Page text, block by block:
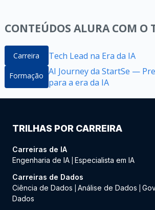
CONTEÚDOS ALURA COM O
Carreira Tech Lead na Era da IA
Formação AI Journey da StartSe —
para a era da IA
TRILHAS POR CARREIRA
Carreiras de IA
Engenharia de IA Especialista em IA
Carreiras de Dados
Ciência de Dados
Análise de Dados
Dados